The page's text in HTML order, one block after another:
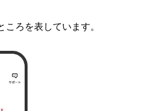
ろを表しています。